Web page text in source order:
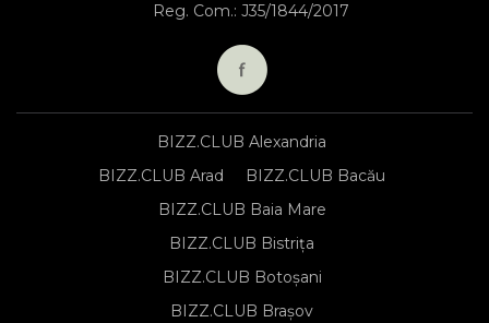
Reg. Com.: J35/1844/2017
BIZZ.CLUB Alexandria
BIZZ.CLUB Arad
BIZZ.CLUB Bacău
BIZZ.CLUB Baia Mare
BIZZ.CLUB Bistrița
BIZZ.CLUB Botoșani
BIZZ.CLUB Brașov